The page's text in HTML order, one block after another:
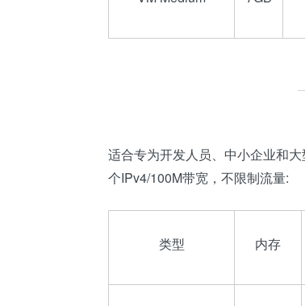
适合专为开发人员、中小企业和
个IPv4/100M带宽，不限制流量:
类型 内存